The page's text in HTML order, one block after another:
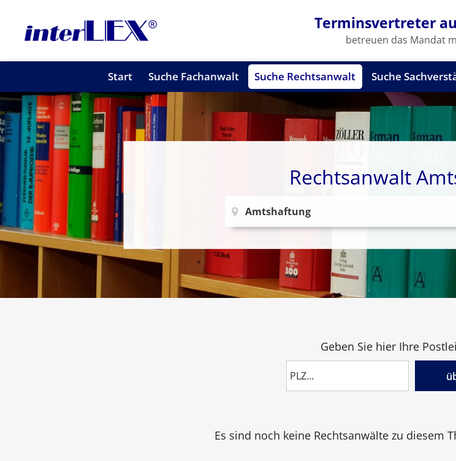
Terminsvertreter
betreuen das Mandat
Start Suche Fachanwalt Suche Rechtsanwalt Suche
Rechtsanwalt
Geben Sie hier Ihre
Es sind noch keine Rechtsanwälte zu diesem